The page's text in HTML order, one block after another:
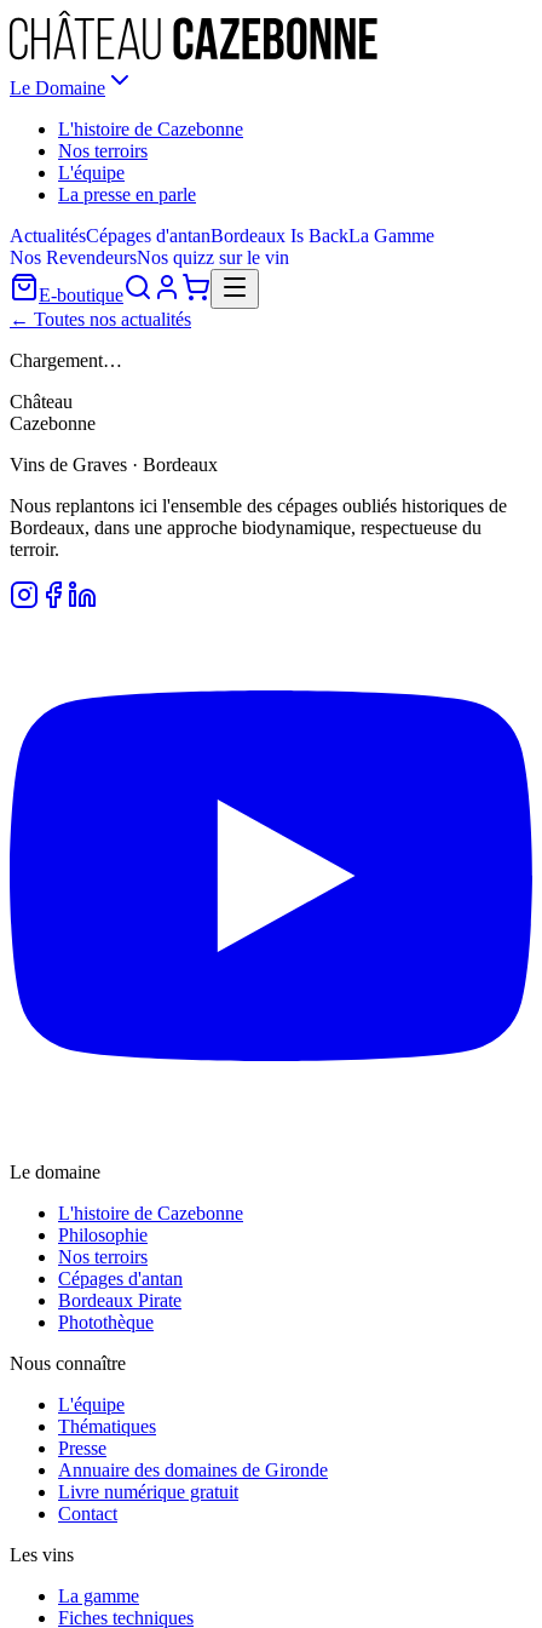
Le Domaine
L'histoire de Cazebonne
Nos terroirs
L'équipe
La presse en parle
ActualitésCépages d'antanBordeaux Is BackLa Gamme
Nos RevendeursNos quizz sur le vin
E-boutique
← Toutes nos actualités
Chargement…
Château
Cazebonne
Vins de Graves · Bordeaux
Nous replantons ici l'ensemble des cépages oubliés historiques de
Bordeaux, dans une approche biodynamique, respectueuse du
terroir.
Le domaine
L'histoire de Cazebonne
Philosophie
Nos terroirs
Cépages d'antan
Bordeaux Pirate
Photothèque
Nous connaître
L'équipe
Thématiques
Presse
Annuaire des domaines de Gironde
Livre numérique gratuit
Contact
Les vins
La gamme
Fiches techniques